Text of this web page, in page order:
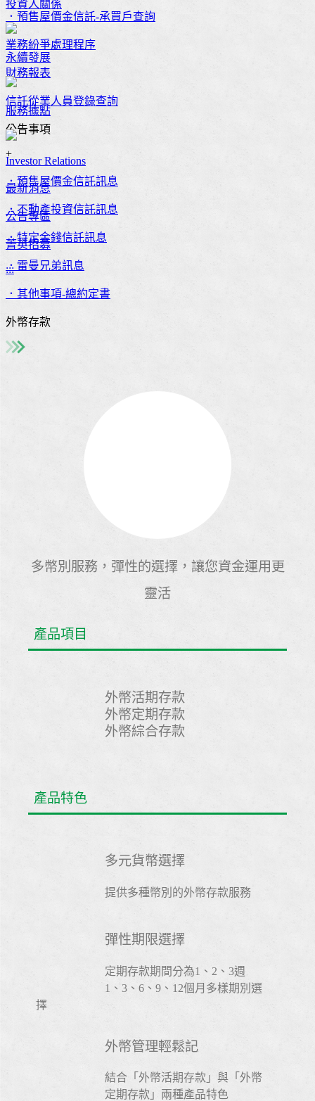
投資人關係
永續發展
服務據點
Investor Relations
最新消息
公告專區
菁英招募
:::
．預售屋價金信託-承買戶查詢
業務紛爭處理程序
財務報表
信託從業人員登錄查詢
公告事項
+
．預售屋價金信託訊息
．不動產投資信託訊息
．特定金錢信託訊息
．雷曼兄弟訊息
．其他事項-總約定書
外幣存款
多幣別服務，彈性的選擇，讓您資金運用更
靈活
產品項目
外幣活期存款
外幣定期存款
外幣綜合存款
產品特色
多元貨幣選擇
提供多種幣別的外幣存款服務
彈性期限選擇
定期存款期間分為1、2、3週
1、3、6、9、12個月多樣期別選
擇
外幣管理輕鬆記
結合「外幣活期存款」與「外幣
定期存款」兩種產品特色